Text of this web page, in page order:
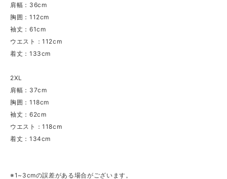
肩幅：36cm
胸囲：112cm
袖丈：61cm
ウエスト：112cm
着丈：133cm
2XL
肩幅：37cm
胸囲：118cm
袖丈：62cm
ウエスト：118cm
着丈：134cm
※1~3cmの誤差がある場合がございます。